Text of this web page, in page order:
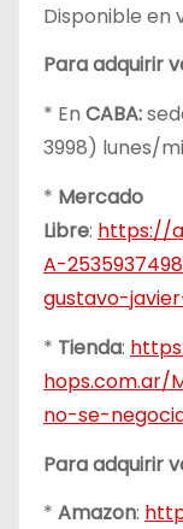
Disponible en
Para adquirir
* En CABA:
3998) lunes/
* Mercado
Libre: https://
A-
gustavo-
* Tienda:
hops.com.ar/
no-se-
Para adquirir
* Amazon: